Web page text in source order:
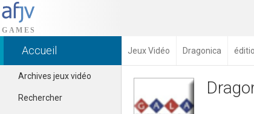
Accueil Jeux Vidéo Dragonica
Archives jeux vidéo
Rechercher